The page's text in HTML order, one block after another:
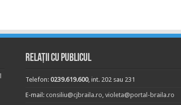
Relații cu publicul
Telefon: 0239.619.600, int. 202 sau 231
E-mail: consiliu@cjbraila.ro, violeta@portal-braila.ro